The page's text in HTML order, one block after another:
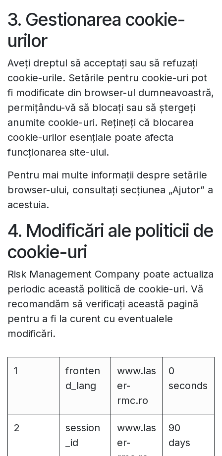
3. Gestionarea cookie-
urilor
Aveți dreptul să acceptați sau să refuzați
cookie-urile. Setările pentru cookie-uri pot
fi modificate din browser-ul dumneavoastră,
permițându-vă să blocați sau să ștergeți
anumite cookie-uri. Rețineți că blocarea
cookie-urilor esențiale poate afecta
funcționarea site-ului.
Pentru mai multe informații despre setările
browser-ului, consultați secțiunea „Ajutor” a
acestuia.
4. Modificări ale politicii de
cookie-uri
Risk Management Company poate actualiza
periodic această politică de cookie-uri. Vă
recomandăm să verificați această pagină
pentru a fi la curent cu eventualele
modificări.
1
fronten
d_lang
www.las
er-
rmc.ro
0
seconds
2
session
_id
www.las
er-
90
days